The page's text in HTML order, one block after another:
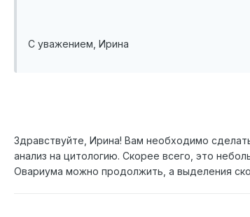
С уважением, Ирина
Здравствуйте, Ирина! Вам необходимо
анализ на цитологию. Скорее всего, это
Овариума можно продолжить, а выделения